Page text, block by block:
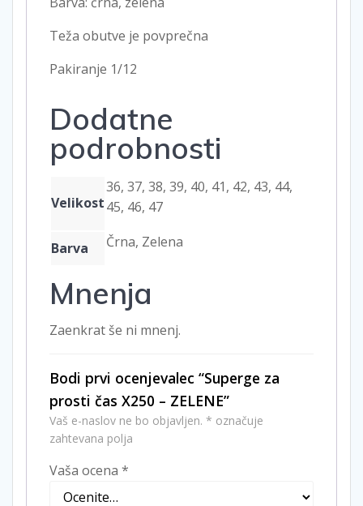
Teža obutve je povprečna
Pakiranje 1/12
Dodatne
podrobnosti
Velikost
36, 37, 38, 39, 40, 41, 42, 43, 44,
45, 46, 47
Barva Črna, Zelena
Mnenja
Zaenkrat še ni mnenj.
Bodi prvi ocenjevalec “Superge za
prosti čas X250 – ZELENE”
Vaš e-naslov ne bo objavljen. * označuje
zahtevana polja
Vaša ocena *